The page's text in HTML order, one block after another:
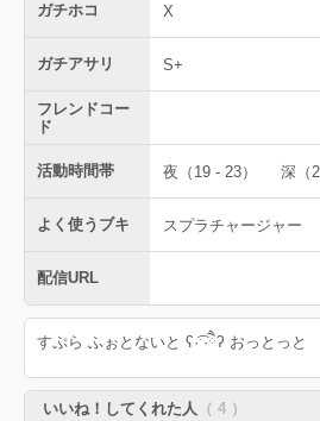
ガチホコ X
ガチアサリ S+
フレンドコー
ド
活動時間帯 夜（19 - 23） 深（
よく使うブキ スプラチャージャー
配信URL
すぷら ふぉとないと ʕ·͡ˑ·ཻʔ おっとっと
いいね！してくれた人 （ 4 ）